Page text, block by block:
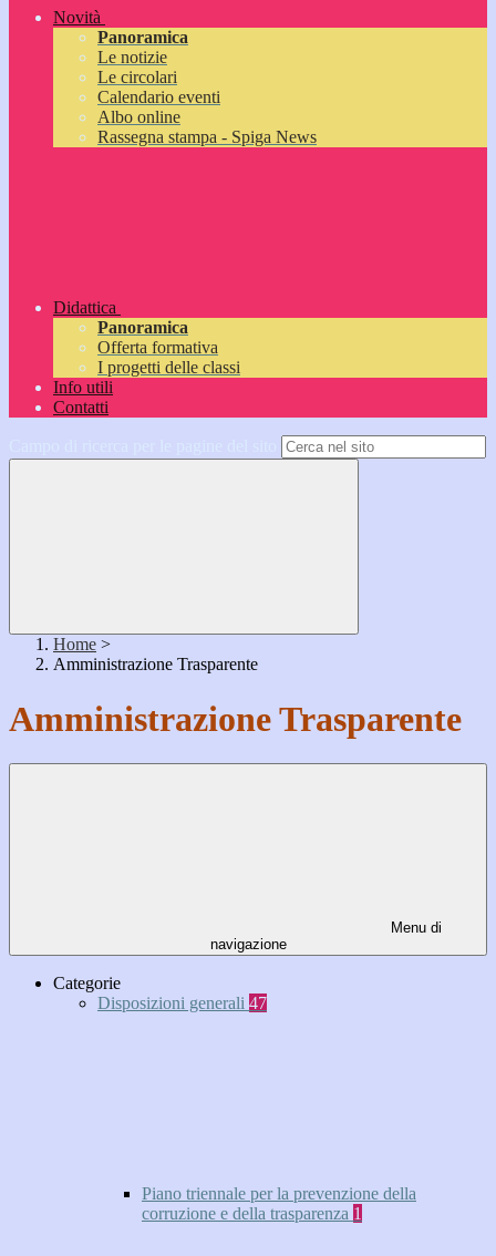
Novità
Panoramica
Le notizie
Le circolari
Calendario eventi
Albo online
Rassegna stampa - Spiga News
Didattica
Panoramica
Offerta formativa
I progetti delle classi
Info utili
Contatti
Home >
Amministrazione Trasparente
Amministrazione Trasparente
Menu di
navigazione
Categorie
Disposizioni generali 47
Piano triennale per la prevenzione della
corruzione e della trasparenza 1